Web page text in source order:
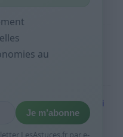
rapide pour
le jour de paie
jour est-ce utile et quoi
au
Je m’abonne
LesAstuces.fr par e-